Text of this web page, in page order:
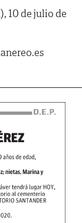
10 de julio de